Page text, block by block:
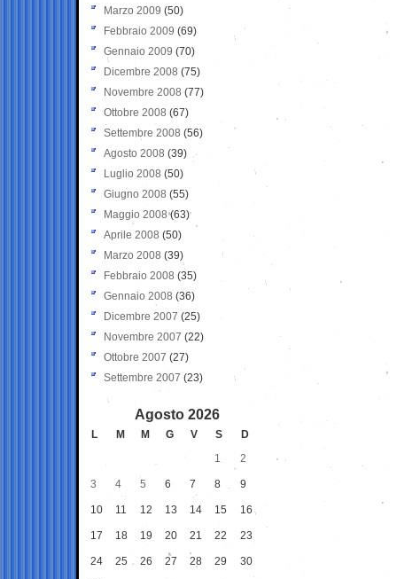
Marzo 2009 (50)
Febbraio 2009 (69)
Gennaio 2009 (70)
Dicembre 2008 (75)
Novembre 2008 (77)
Ottobre 2008 (67)
Settembre 2008 (56)
Agosto 2008 (39)
Luglio 2008 (50)
Giugno 2008 (55)
Maggio 2008(63)
Aprile 2008 (50)
Marzo 2008 (39)
Febbraio 2008 (35)
Gennaio 2008 (36)
Dicembre 2007 (25)
Novembre 2007 (22)
Ottobre 2007 (27)
Settembre 2007 (23)
Agosto 2026
L M M G V S
D
1
2
3 4 5 6 7 8 9
10 11 12 13 14 15 16
17 18 19 20 21 22 23
24 25 26 27 28 29 30